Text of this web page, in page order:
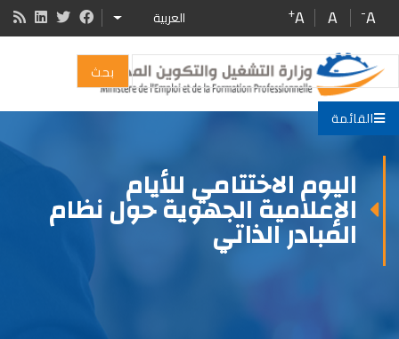
main
content
A
-
A
A
+ العربية
ACTIONS
بحث
القائمة
اليوم الاختتامي للأيام
الإعلامية الجهوية حول نظام
المبادر الذاتي